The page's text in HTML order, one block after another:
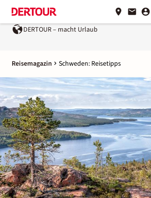
DERTOUR – macht Urlaub
Reisemagazin Schweden: Reisetipps